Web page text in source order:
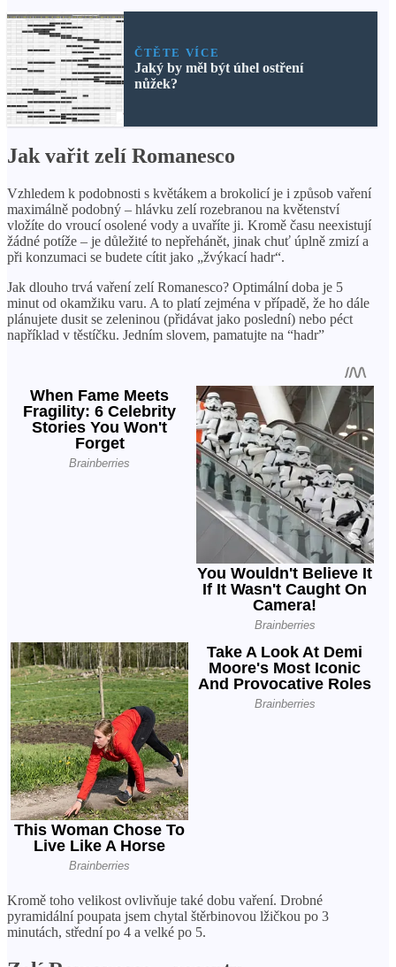
ČTĚTE VÍCE
Jaký by měl být úhel ostření
nůžek?
Jak vařit zelí Romanesco
Vzhledem k podobnosti s květákem a brokolicí je i způsob vaření
maximálně podobný – hlávku zelí rozebranou na květenství
vložíte do vroucí osolené vody a uvaříte ji. Kromě času neexistují
žádné potíže – je důležité to nepřehánět, jinak chuť úplně zmizí a
při konzumaci se budete cítit jako „žvýkací hadr“.
Jak dlouho trvá vaření zelí Romanesco? Optimální doba je 5
minut od okamžiku varu. A to platí zejména v případě, že ho dále
plánujete dusit se zeleninou (přidávat jako poslední) nebo péct
například v těstíčku. Jedním slovem, pamatujte na “hadr”
Kromě toho velikost ovlivňuje také dobu vaření. Drobné
pyramidální poupata jsem chytal štěrbinovou lžičkou po 3
minutách, střední po 4 a velké po 5.